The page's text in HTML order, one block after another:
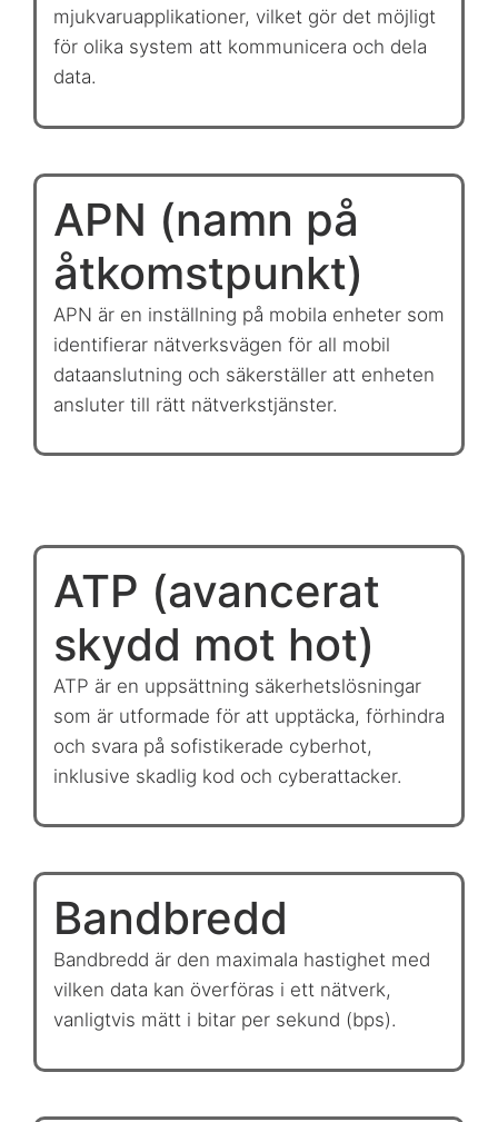
mjukvaruapplikationer, vilket gör det möjligt
för olika system att kommunicera och dela
data.
APN (namn på
åtkomstpunkt)
APN är en inställning på mobila enheter som
identifierar nätverksvägen för all mobil
dataanslutning och säkerställer att enheten
ansluter till rätt nätverkstjänster.
ATP (avancerat
skydd mot hot)
ATP är en uppsättning säkerhetslösningar
som är utformade för att upptäcka, förhindra
och svara på sofistikerade cyberhot,
inklusive skadlig kod och cyberattacker.
Bandbredd
Bandbredd är den maximala hastighet med
vilken data kan överföras i ett nätverk,
vanligtvis mätt i bitar per sekund (bps).